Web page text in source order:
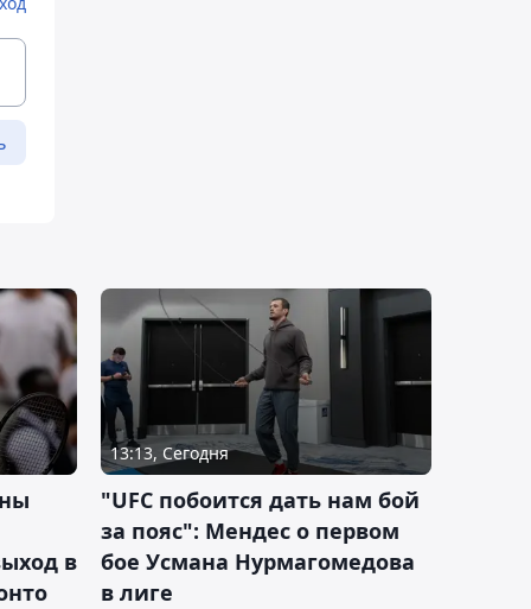
в
13:13, Сегодня
"UFC побоится дать нам бой
за пояс": Мендес о первом
бое Усмана Нурмагомедова
в лиге